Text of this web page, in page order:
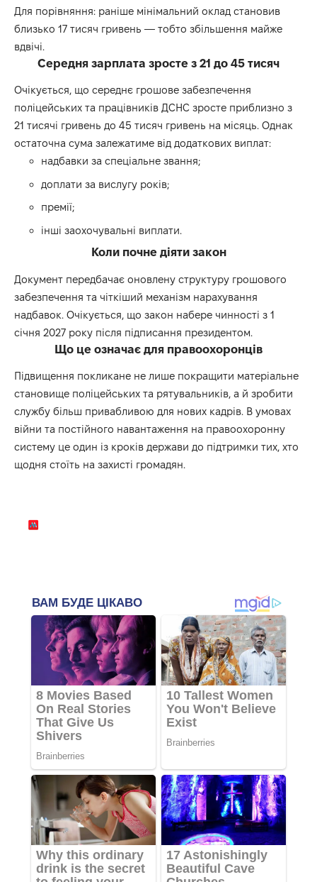
Для порівняння: раніше мінімальний оклад становив
близько 17 тисяч гривень — тобто збільшення майже
вдвічі.
Середня зарплата зросте з 21 до 45 тисяч
Очікується, що середнє грошове забезпечення
поліцейських та працівників ДСНС зросте приблизно з
21 тисячі гривень до 45 тисяч гривень на місяць. Однак
остаточна сума залежатиме від додаткових виплат:
надбавки за спеціальне звання;
доплати за вислугу років;
премії;
інші заохочувальні виплати.
Коли почне діяти закон
Документ передбачає оновлену структуру грошового
забезпечення та чіткіший механізм нарахування
надбавок. Очікується, що закон набере чинності з 1
січня 2027 року після підписання президентом.
Що це означає для правоохоронців
Підвищення покликане не лише покращити матеріальне
становище поліцейських та рятувальників, а й зробити
службу більш привабливою для нових кадрів. В умовах
війни та постійного навантаження на правоохоронну
систему це один із кроків держави до підтримки тих, хто
щодня стоїть на захисті громадян.